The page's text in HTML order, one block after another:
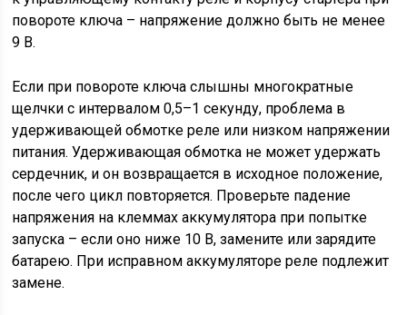
повороте ключа – напряжение должно быть не менее
9 В.
Если при повороте ключа слышны многократные
щелчки с интервалом 0,5–1 секунду, проблема в
удерживающей обмотке реле или низком напряжении
питания. Удерживающая обмотка не может удержать
сердечник, и он возвращается в исходное положение,
после чего цикл повторяется. Проверьте падение
напряжения на клеммах аккумулятора при попытке
запуска – если оно ниже 10 В, замените или зарядите
батарею. При исправном аккумуляторе реле подлежит
замене.